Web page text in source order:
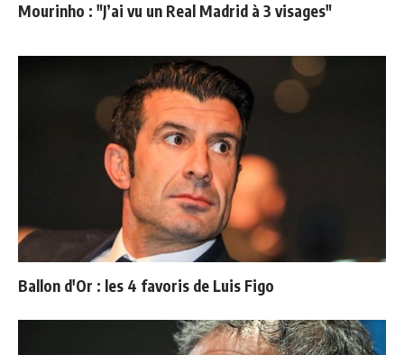
Mourinho : "J’ai vu un Real Madrid à 3 visages"
Ballon d'Or : les 4 favoris de Luis Figo